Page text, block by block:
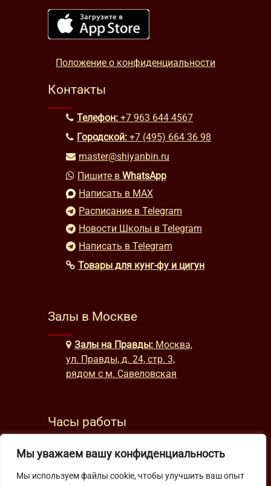
Мы уважаем вашу конфиденциальность
Мы используем файлы cookie, чтобы улучшить ваш опыт
Положение о конфиденциальности
Контакты
Телефон: +7 963 644 4567
Городской: +7 (495) 664 36 98
master@shiyanbin.ru
Пишите в WhatsApp
Написать в MAX
Расписание в Telegram
Новости Школы в Telegram
Написать в Telegram
Товары для кунг-фу и цигун
Залы в Москве
Залы на Правды: Москва,
ул. Правды, д. 24, стр. 3,
рядом с м. Савеловская
Часы работы
будни: с 9:00 до 22:00